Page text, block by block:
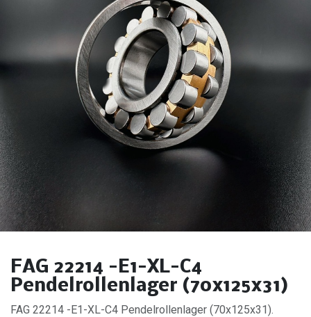
FAG 22214 -E1-XL-C4
Pendelrollenlager (70x125x31)
FAG 22214 -E1-XL-C4 Pendelrollenlager (70x125x31).